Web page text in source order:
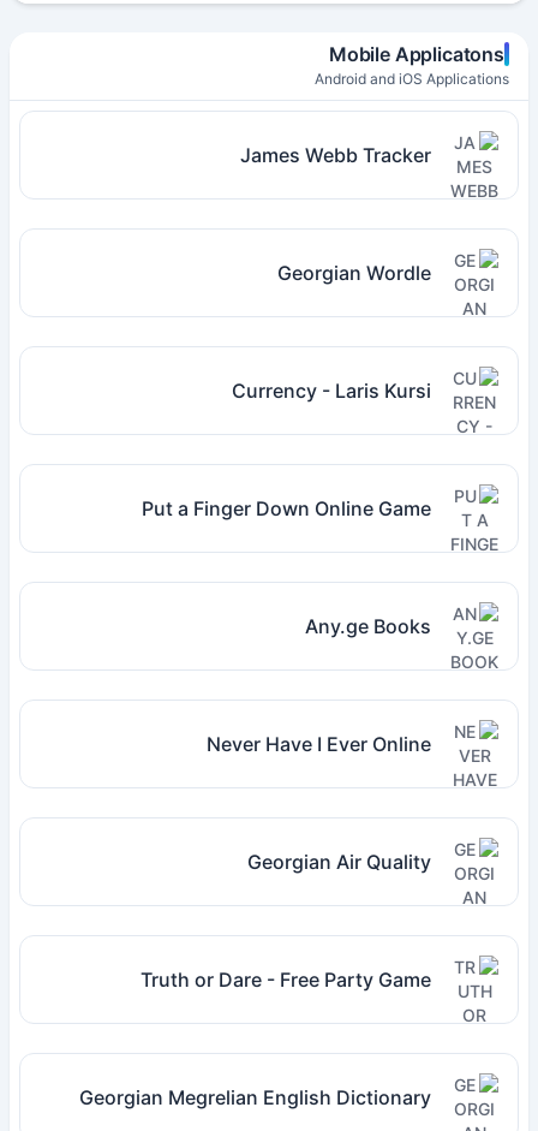
Mobile Applicatons
Android and iOS Applications
James Webb Tracker
Georgian Wordle
Currency - Laris Kursi
Put a Finger Down Online Game
Any.ge Books
Never Have I Ever Online
Georgian Air Quality
Truth or Dare - Free Party Game
Georgian Megrelian English Dictionary